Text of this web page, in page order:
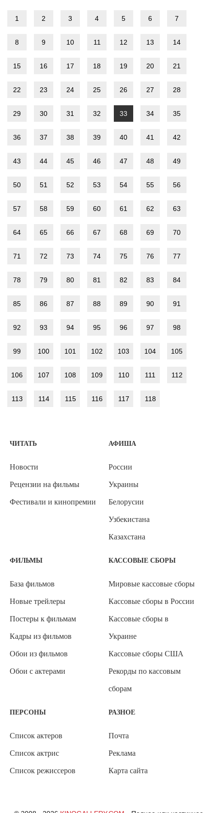
1 2 3 4 5 6 7
8 9 10 11 12 13 14
15 16 17 18 19 20 21
22 23 24 25 26 27 28
29 30 31 32 33 34 35
36 37 38 39 40 41 42
43 44 45 46 47 48 49
50 51 52 53 54 55 56
57 58 59 60 61 62 63
64 65 66 67 68 69 70
71 72 73 74 75 76 77
78 79 80 81 82 83 84
85 86 87 88 89 90 91
92 93 94 95 96 97 98
99 100 101 102 103 104 105
106 107 108 109 110 111 112
113 114 115 116 117 118
ЧИТАТЬ
Новости
Рецензии на фильмы
Фестивали и кинопремии
АФИША
России
Украины
Белорусии
Узбекистана
Казахстана
ФИЛЬМЫ
База фильмов
Новые трейлеры
Постеры к фильмам
Кадры из фильмов
Обои из фильмов
Обои с актерами
КАССОВЫЕ СБОРЫ
Мировые кассовые сборы
Кассовые сборы в России
Кассовые сборы в
Украине
Кассовые сборы США
Рекорды по кассовым
сборам
ПЕРСОНЫ
Список актеров
Список актрис
Список режиссеров
РАЗНОЕ
Почта
Реклама
Карта сайта